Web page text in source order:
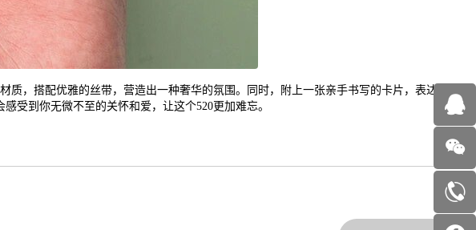
，搭配优雅的丝带，营造出一种奢华的氛围。同时，附上一张亲手书写的卡片，表达你对
受到你无微不至的关怀和爱，让这个520更加难忘。